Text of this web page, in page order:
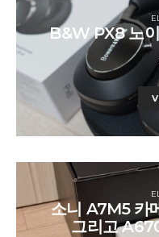
B&W PX8 노
소니 A7M5 카
그리고